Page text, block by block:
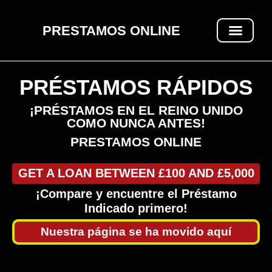
PRESTAMOS ONLINE
PRÉSTAMOS RÁPIDOS
¡PRÉSTAMOS EN EL REINO UNIDO
COMO NUNCA ANTES!
PRESTAMOS ONLINE
GET A LOAN BETWEEN £100 AND £5,000
¡Compare y encuentre el Préstamo
Indicado primero!
Nuestra página se ha movido aquí